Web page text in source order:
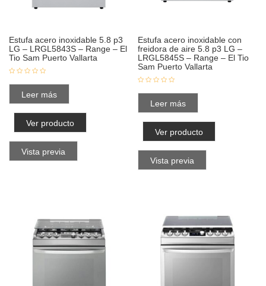
Estufa acero inoxidable 5.8 p3
LG – LRGL5843S – Range – El
Tio Sam Puerto Vallarta
Leer más
Ver producto
Vista previa
Estufa acero inoxidable con
freidora de aire 5.8 p3 LG –
LRGL5845S – Range – El Tio
Sam Puerto Vallarta
Leer más
Ver producto
Vista previa